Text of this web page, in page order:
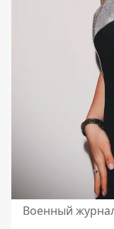
Военный